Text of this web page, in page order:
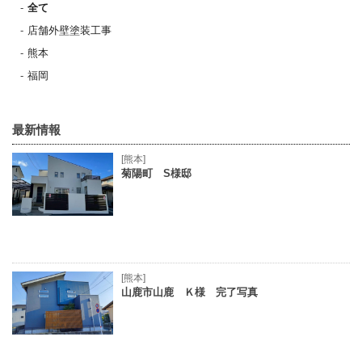
全て
店舗外壁塗装工事
熊本
福岡
最新情報
[熊本]
菊陽町 S様邸
[熊本]
山鹿市山鹿 Ｋ様 完了写真